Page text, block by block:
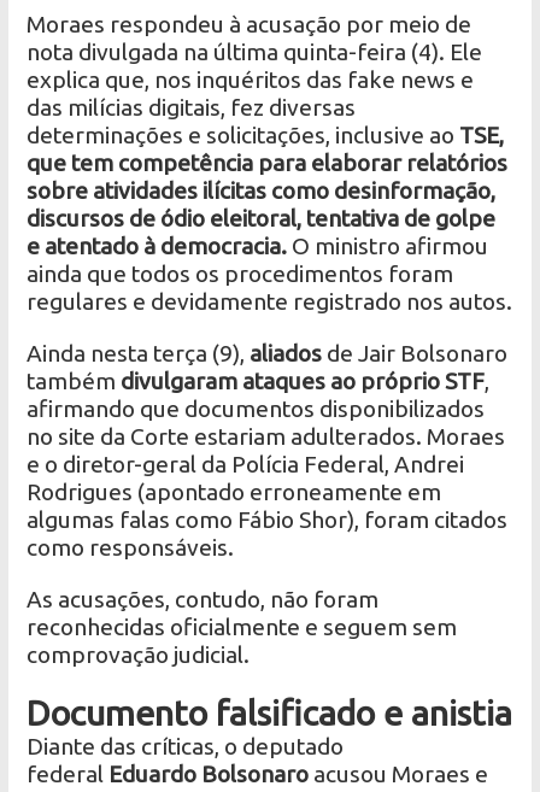
Moraes respondeu à acusação por meio de
nota divulgada na última quinta-feira (4). Ele
explica que, nos inquéritos das fake news e
das milícias digitais, fez diversas
determinações e solicitações, inclusive ao TSE,
que tem competência para elaborar relatórios
sobre atividades ilícitas como desinformação,
discursos de ódio eleitoral, tentativa de golpe
e atentado à democracia. O ministro afirmou
ainda que todos os procedimentos foram
regulares e devidamente registrado nos autos.
Ainda nesta terça (9), aliados de Jair Bolsonaro
também divulgaram ataques ao próprio STF,
afirmando que documentos disponibilizados
no site da Corte estariam adulterados. Moraes
e o diretor-geral da Polícia Federal, Andrei
Rodrigues (apontado erroneamente em
algumas falas como Fábio Shor), foram citados
como responsáveis.
As acusações, contudo, não foram
reconhecidas oficialmente e seguem sem
comprovação judicial.
Documento falsificado e anistia
Diante das críticas, o deputado
federal Eduardo Bolsonaro acusou Moraes e